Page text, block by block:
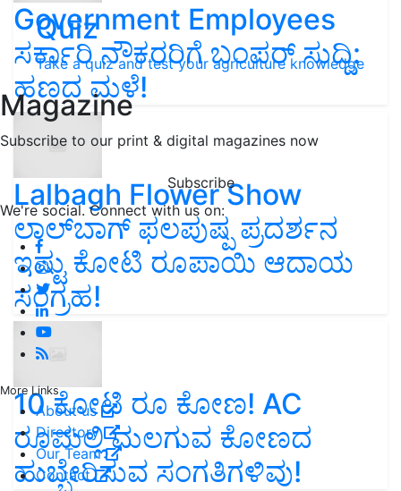
Quiz
Take a quiz and test your agriculture knowledge
Magazine
Subscribe to our print & digital magazines now
Subscribe
We're social. Connect with us on:
More Links
About us
Directory
Our Team
Contact
Government Employees
ಸರ್ಕಾರಿ ನೌಕರರಿಗೆ ಬಂಪರ್‌ ಸುದ್ದಿ:
ಹಣದ ಮಳೆ!
Lalbagh Flower Show
ಲಾಲ್‌ಬಾಗ್ ಫಲಪುಷ್ಪ ಪ್ರದರ್ಶನ
ಇಷ್ಟು ಕೋಟಿ ರೂಪಾಯಿ ಆದಾಯ
ಸಂಗ್ರಹ!
10 ಕೋಟಿ ರೂ ಕೋಣ! AC
ರೂಮಲ್ಲಿ ಮಲಗುವ ಕೋಣದ
ಹುಬ್ಬೇರಿಸುವ ಸಂಗತಿಗಳಿವು!